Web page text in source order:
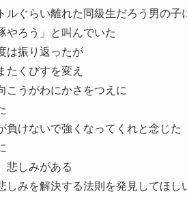
ルぐらい離れた同級生だろう男の子
やろう」と叫んでいた
は振り返ったが
たくびすを変え
こうがわにかさをつえに
負けないで強くなってくれと念じた
悲しみがある
しみを解決する法則を発見してほし